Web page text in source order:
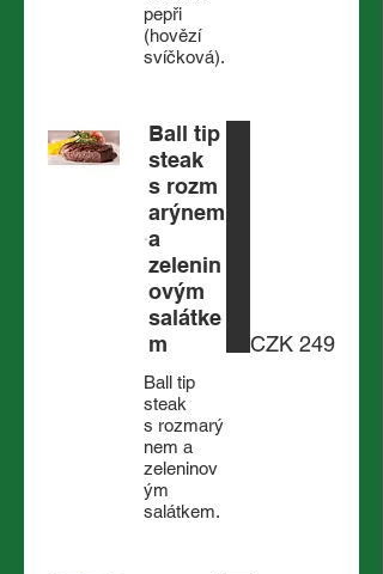
pepři
(hovězí
svíčková).
Ball tip
steak
s rozm
arýnem
a
zelenin
ovým
salátke
m
Ball tip
steak
s rozmarý
nem a
zeleninov
ým
salátkem.
CZK 249